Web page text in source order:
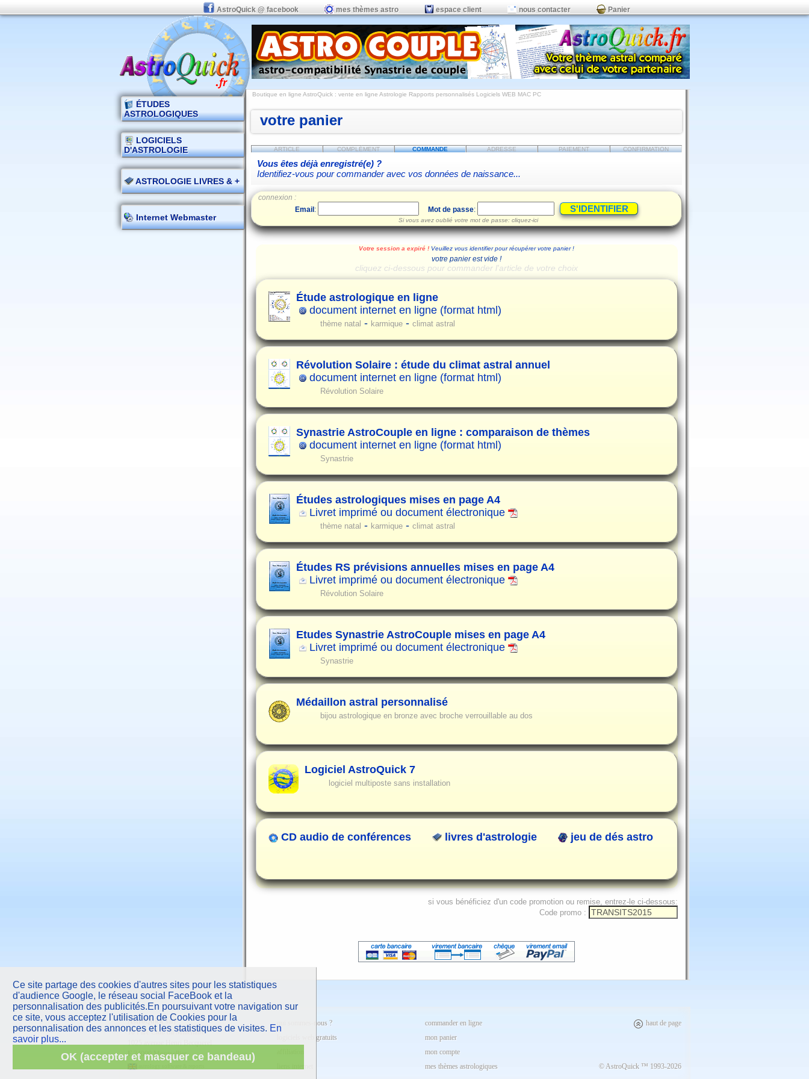
Ce site partage des cookies d'autres sites pour les statistiques
d'audience Google, le réseau social FaceBook et la
personnalisation des publicités.En poursuivant votre navigation sur
ce site, vous acceptez l'utilisation de Cookies pour la
personnalisation des annonces et les statistiques de visites. En
savoir plus...
OK (accepter et masquer ce bandeau)
AstroQuick @ facebook mes thèmes astro espace client nous contacter Panier
ÉTUDES
ASTROLOGIQUES
LOGICIELS
D'ASTROLOGIE
ASTROLOGIE LIVRES & +
Internet Webmaster
Boutique en ligne AstroQuick : vente en ligne Astrologie Rapports personnalisés Logiciels WEB MAC PC
votre panier
ARTICLE COMPLÉMENT COMMANDE ADRESSE PAIEMENT CONFIRMATION
Vous êtes déjà enregistré(e) ?
Identifiez-vous pour commander avec vos données de naissance...
connexion :
Email : Mot de passe:
Si vous avez oublié votre mot de passe: cliquez-ici
Votre session a expiré ! Veuillez vous identifier pour récupérer votre panier !
votre panier est vide !
cliquez ci-dessous pour commander l'article de votre choix
Étude astrologique en ligne
document internet en ligne (format html)
thème natal - karmique- climat astral
Révolution Solaire : étude du climat astral annuel
document internet en ligne (format html)
Révolution Solaire
Synastrie AstroCouple en ligne : comparaison de thèmes
document internet en ligne (format html)
Synastrie
Études astrologiques mises en page A4
Livret imprimé ou document électronique
thème natal - karmique- climat astral
Études RS prévisions annuelles mises en page A4
Livret imprimé ou document électronique
Révolution Solaire
Etudes Synastrie AstroCouple mises en page A4
Livret imprimé ou document électronique
Synastrie
Médaillon astral personnalisé
bijou astrologique en bronze avec broche verrouillable au dos
Logiciel AstroQuick 7
logiciel multiposte sans installation
CD audio de conférences livres d'astrologie jeu de dés astro
si vous bénéficiez d'un code promotion ou remise, entrez-le ci-dessous:
Code promo :
AstroQuicksarl
10 Parc Club du Millénaire
1025 avenue Henri Becquerel
F 34000 Montpellier
qui sommes-nous ?
logiciels web gratuits
commander en ligne
mon panier
mon compte
mes thèmes astrologiques
haut de page
© AstroQuick ™ 1993-2026